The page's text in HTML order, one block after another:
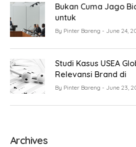
Bukan Cuma Jago
untuk
By Pinter Bareng June 24,
Studi Kasus USEA
Relevansi Brand di
By Pinter Bareng June 23,
Archives